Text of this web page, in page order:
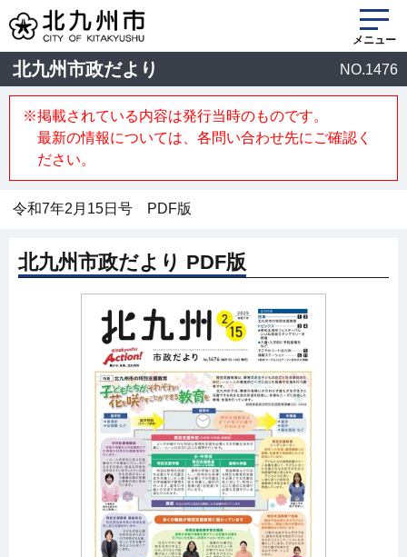
メニュー
北九州市政だより NO.1476
※掲載されている内容は発行当時のものです。
最新の情報については、各問い合わせ先にご確認く
ださい。
令和7年2月15日号 PDF版
北九州市政だより PDF版